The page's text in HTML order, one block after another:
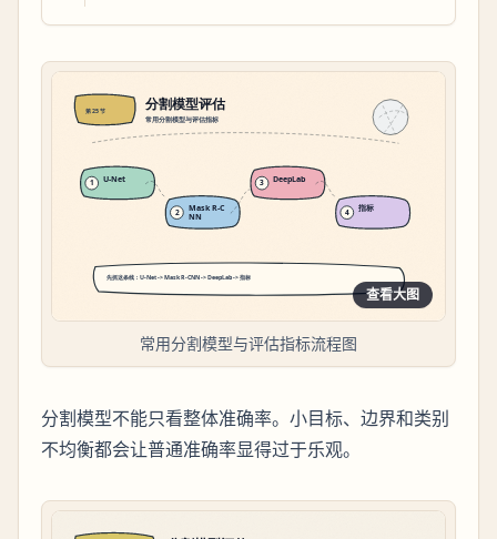
查看大图
常用分割模型与评估指标流程图
分割模型不能只看整体准确率。小目标、边界和类别
不均衡都会让普通准确率显得过于乐观。